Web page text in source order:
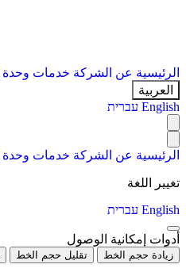
الرئيسية عن الشركة خدمات وحدة
العربية
English עברית
الرئيسية عن الشركة خدمات وحدة
تغيير اللغة
English עברית
أدوات إمكانية الوصول
زيادة حجم الخط تقليل حجم الخط